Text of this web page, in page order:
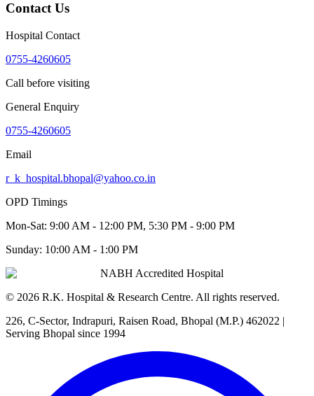
Contact Us
Hospital Contact
0755-4260605
Call before visiting
General Enquiry
0755-4260605
Email
r_k_hospital.bhopal@yahoo.co.in
OPD Timings
Mon-Sat: 9:00 AM - 12:00 PM, 5:30 PM - 9:00 PM
Sunday: 10:00 AM - 1:00 PM
NABH Accredited Hospital
© 2026 R.K. Hospital & Research Centre. All rights reserved.
226, C-Sector, Indrapuri, Raisen Road, Bhopal (M.P.) 462022 |
Serving Bhopal since 1994